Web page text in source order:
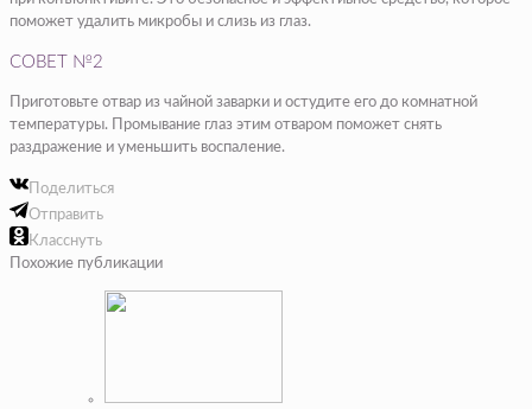
поможет удалить микробы и слизь из глаз.
СОВЕТ №2
Приготовьте отвар из чайной заварки и остудите его до комнатной
температуры. Промывание глаз этим отваром поможет снять
раздражение и уменьшить воспаление.
Поделиться
Отправить
Класснуть
Похожие публикации